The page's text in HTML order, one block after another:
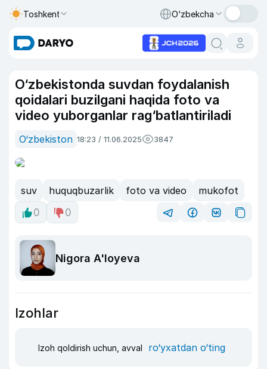
Toshkent O‘zbekcha
O‘zbekistonda suvdan foydalanish
qoidalari buzilgani haqida foto va
video yuborganlar rag‘batlantiriladi
O‘zbekiston 18:23 / 11.06.2025 3847
suv huquqbuzarlik foto va video
mukofot
0
0
Nigora A'loyeva
Izohlar
Izoh qoldirish uchun, avval ro‘yxatdan o‘ting